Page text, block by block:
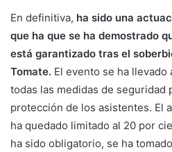
En definitiva, ha sido una
que ha que se ha demostrado
está garantizado tras el
Tomate. El evento se ha
todas las medidas de seguridad
protección de los asistentes. El
ha quedado limitado al 20 por
ha sido obligatorio, se ha